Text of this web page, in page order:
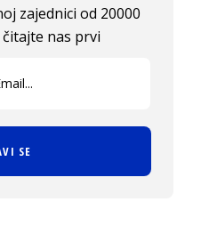
zajednici od 20000
nas prvi
SE